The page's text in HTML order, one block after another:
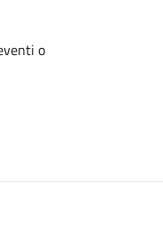
o